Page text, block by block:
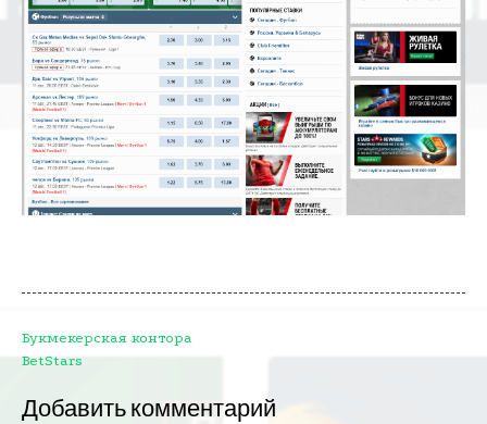
Навигация
по
записям
Букмекерская контора
BetStars
Добавить комментарий